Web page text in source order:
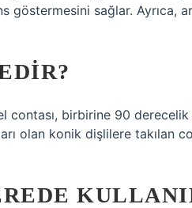
sağlar. Ayrıca,
contası, birbirine 90 derecelik
olan konik dişlilere takılan